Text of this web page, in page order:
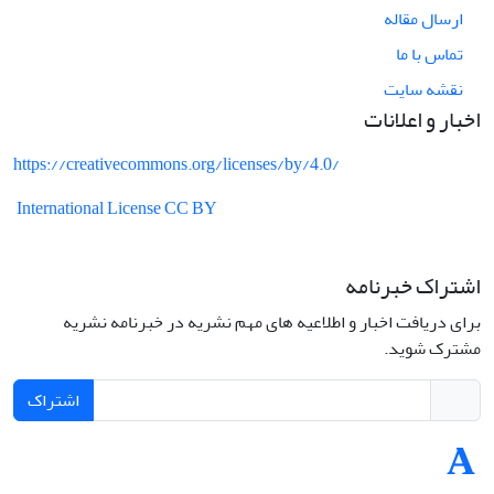
ارسال مقاله
تماس با ما
نقشه سایت
اخبار و اعلانات
https://creativecommons.org/licenses/by/4.0/
International License CC BY
اشتراک خبرنامه
برای دریافت اخبار و اطلاعیه های مهم نشریه در خبرنامه نشریه
مشترک شوید.
اشتراک